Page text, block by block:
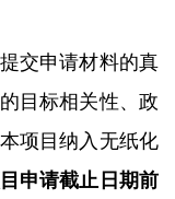
交申请材料的真
目标相关性、政
项目纳入无纸化
申请截止日期前